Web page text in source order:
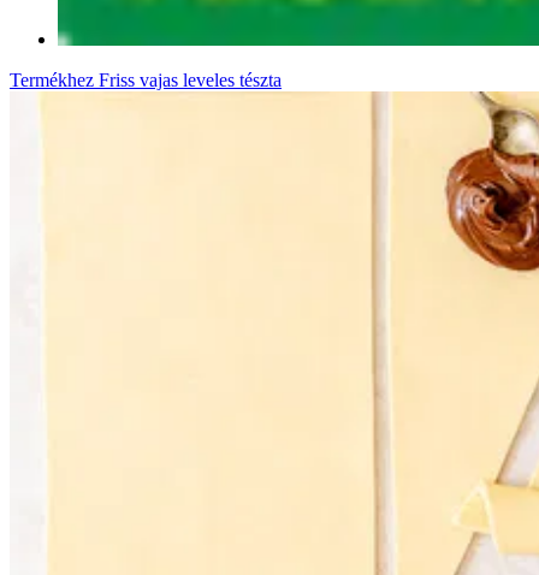
Termékhez Friss vajas leveles tészta